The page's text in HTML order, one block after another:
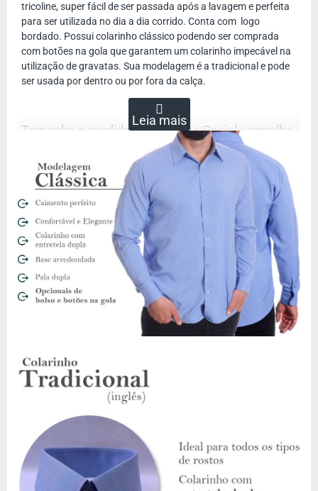
tricoline, super fácil de ser passada após a lavagem e perfeita
para ser utilizada no dia a dia corrido. Conta com logo
bordado. Possui colarinho clássico podendo ser comprada
com botões na gola que garantem um colarinho impecável na
utilização de gravatas. Sua modelagem é a tradicional e pode
ser usada por dentro ou por fora da calça.
Tamanho e medidas da Camisa Social vermelha
A melhor forma hoje em dia de escolher uma camisa pela
internet é tendo uma fita métrica e aquela sua camisa
preferida do lado, tendo isso compare com nossa tabela de
tamanho. Não tem problema se ficar com até 1,5cm de
diferença em suas medidas, e caso precise trocar, a primeira
troca é grátis
Camisa social vermelha e sua
composição e qualidade
A tricoline é um tecido bastante utilizado na linha de camisaria
70% algodão e 30% poliéster, é um tecido extremamente
resistente, não mancha, não amassa e não desbota
facilmente.
Sugestão de uso - Camisa Social vermelha
Por ser uma camisa tradicional, pode ser usada com jeans ou
calças sociais
. Você também pode dar um look casual usando
ela aberta com camiseta vermelha por baixo e uma bermuda.